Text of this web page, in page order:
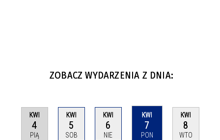
ZOBACZ WYDARZENIA Z DNIA:
KWI
4
PIĄ
KWI
5
SOB
KWI
6
NIE
KWI
7
PON
KWI
8
WTO